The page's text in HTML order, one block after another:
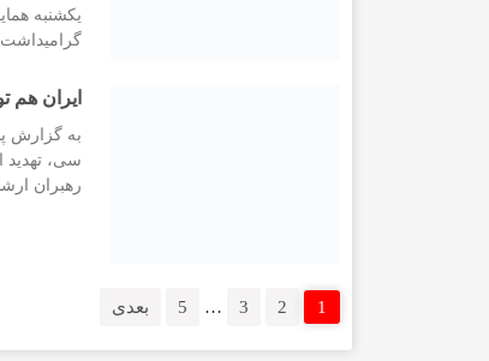
یکشنبه
ایران هم
به گزارش
سی، تهدید
رهبران
1
2
3
…
5 بعدی